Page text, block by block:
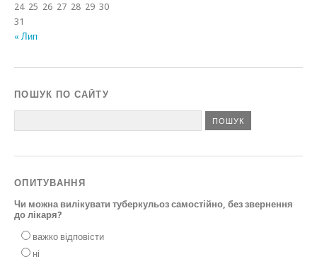
« Лип
24 25 26 27 28 29 30
31
ПОШУК ПО САЙТУ
ОПИТУВАННЯ
Чи можна вилікувати туберкульоз самостійно, без звернення
до лікаря?
важко відповісти
ні